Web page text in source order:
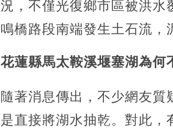
況，不僅光復鄉市區被洪水
鳴橋路段南端發生土石流，
花蓮縣馬太鞍溪堰塞湖為何
隨著消息傳出，不少網友
是直接將湖水抽乾。對此，